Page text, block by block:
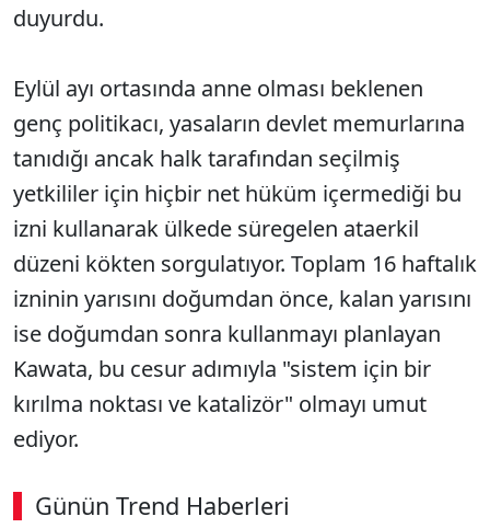
duyurdu.
Eylül ayı ortasında anne olması beklenen
genç politikacı, yasaların devlet memurlarına
tanıdığı ancak halk tarafından seçilmiş
yetkililer için hiçbir net hüküm içermediği bu
izni kullanarak ülkede süregelen ataerkil
düzeni kökten sorgulatıyor. Toplam 16 haftalık
izninin yarısını doğumdan önce, kalan yarısını
ise doğumdan sonra kullanmayı planlayan
Kawata, bu cesur adımıyla "sistem için bir
kırılma noktası ve katalizör" olmayı umut
ediyor.
Günün Trend Haberleri